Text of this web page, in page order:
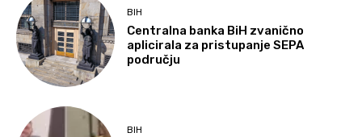
BIH
Centralna banka BiH zvanično
aplicirala za pristupanje SEPA
području
BIH